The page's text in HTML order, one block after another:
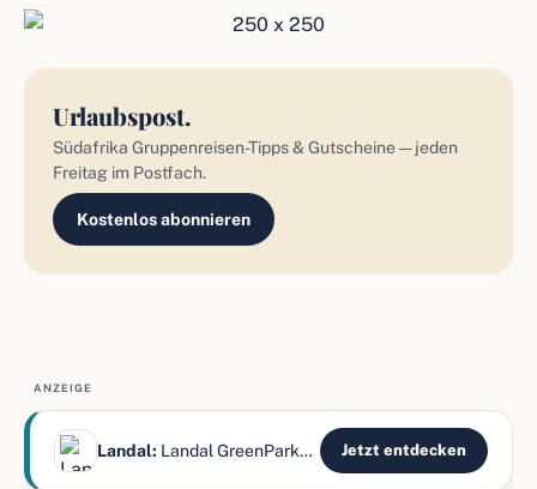
Urlaubspost.
Südafrika Gruppenreisen-Tipps & Gutscheine — jeden
Freitag im Postfach.
Kostenlos abonnieren
ANZEIGE
Landal: Landal GreenParks bietet Ferienparks in ganz Europa – mit Fe Jetzt entdecken